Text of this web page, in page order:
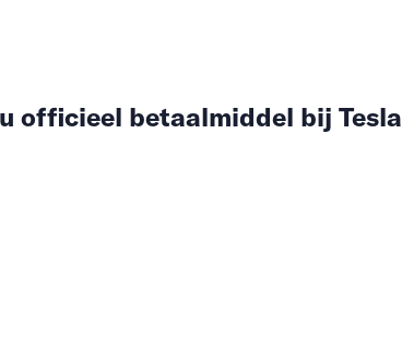
officieel betaalmiddel bij Tesla